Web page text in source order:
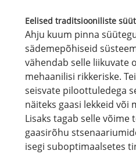
Eelised traditsiooniliste
Ahju kuum pinna
sädemepõhiseid
vähendab selle liikuvate
mehaanilisi rikkeriske.
seisvate piloottuledega
näiteks gaasi lekkeid
Lisaks tagab selle võime
gaasirõhu
isegi suboptimaalsetes